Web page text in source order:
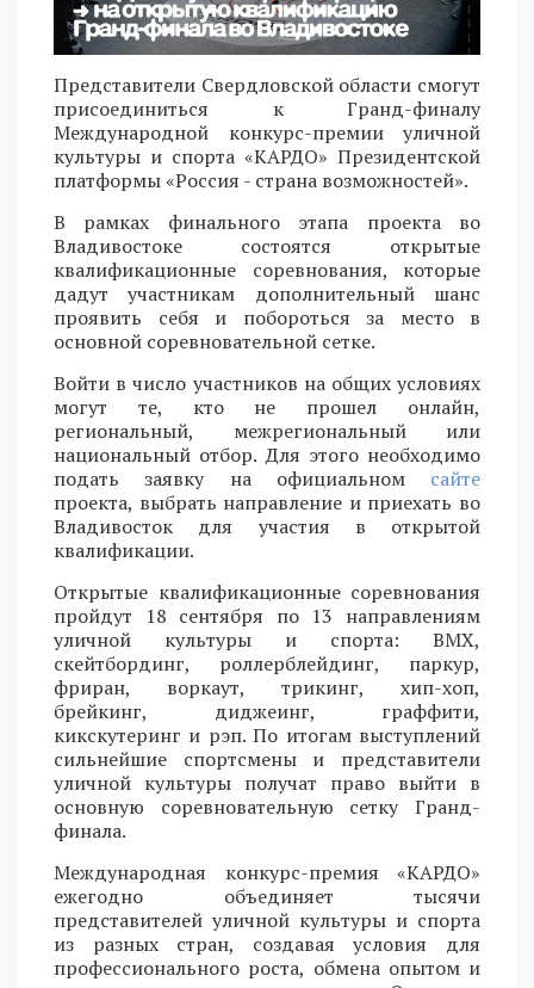
Представители Свердловской области смогут
присоединиться к Гранд-финалу
Международной конкурс-премии уличной
культуры и спорта «КАРДО» Президентской
платформы «Россия - страна возможностей».
В рамках финального этапа проекта во
Владивостоке состоятся открытые
квалификационные соревнования, которые
дадут участникам дополнительный шанс
проявить себя и побороться за место в
основной соревновательной сетке.
Войти в число участников на общих условиях
могут те, кто не прошел онлайн,
региональный, межрегиональный или
национальный отбор. Для этого необходимо
подать заявку на официальном сайте
проекта, выбрать направление и приехать во
Владивосток для участия в открытой
квалификации.
Открытые квалификационные соревнования
пройдут 18 сентября по 13 направлениям
уличной культуры и спорта: BMX,
скейтбординг, роллерблейдинг, паркур,
фриран, воркаут, трикинг, хип-хоп,
брейкинг, диджеинг, граффити,
кикскутеринг и рэп. По итогам выступлений
сильнейшие спортсмены и представители
уличной культуры получат право выйти в
основную соревновательную сетку Гранд-
финала.
Международная конкурс-премия «КАРДО»
ежегодно объединяет тысячи
представителей уличной культуры и спорта
из разных стран, создавая условия для
профессионального роста, обмена опытом и